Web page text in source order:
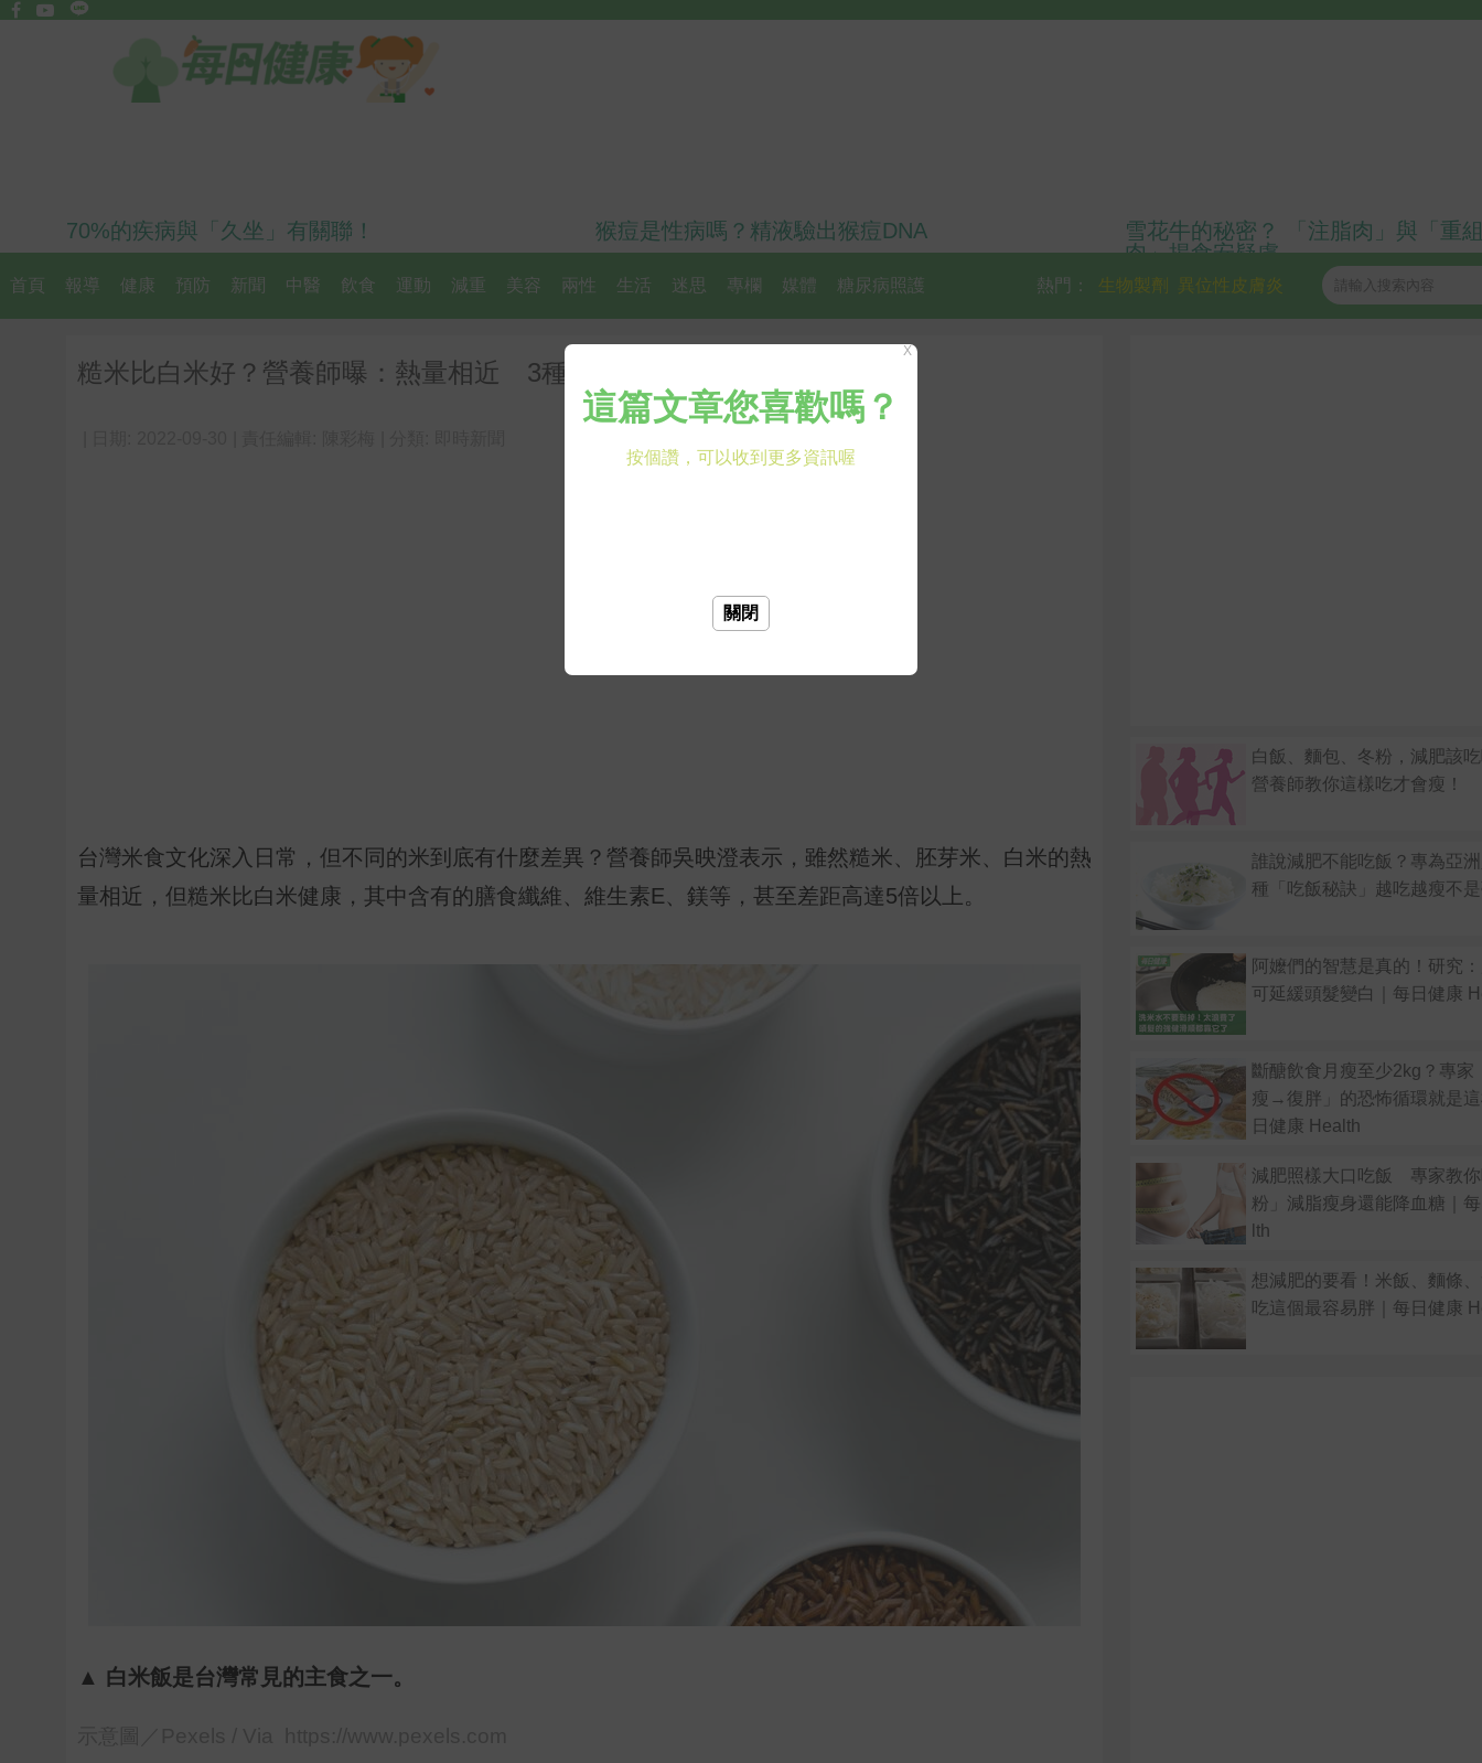
70%的疾病與「久坐」有關聯！ 猴痘是性病嗎？精液驗出猴痘DNA
雪花牛的秘密？ 「注脂肉」與「重
肉」揭食安疑慮
首頁 報導 健康 預防 新聞 中醫 飲食 運動 減重 美容 兩性 生活 迷思 專欄 媒體 糖尿病照護 異位性皮膚炎
生物製劑
熱門：
糙米比白米好？營養師曝：熱量相近 3種營養高5倍
台灣米食文化深入日常，但不同的米到底有什麼差異？營養師吳映澄表示，雖然糙米、胚芽米、白米的熱
量相近，但糙米比白米健康，其中含有的膳食纖維、維生素E、鎂等，甚至差距高達5倍以上。
▲ 白米飯是台灣常見的主食之一。
白飯、麵包、冬粉，減肥該
營養師教你這樣吃才會瘦！
誰說減肥不能吃飯？專為亞
種「吃飯秘訣」越吃越瘦不
阿嬤們的智慧是真的！研究
可延緩頭髮變白｜每日健康
斷醣飲食月瘦至少2kg？專
瘦→復胖」的恐怖循環就是
日健康 Health
減肥照樣大口吃飯 專家教
粉」減脂瘦身還能降血糖｜
lth
想減肥的要看！米飯、麵條
吃這個最容易胖｜每日健康
X
關閉